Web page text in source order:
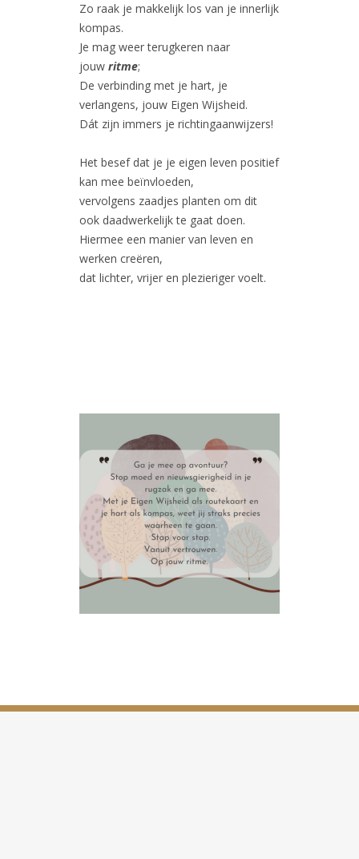
Zo raak je makkelijk los van je innerlijk
kompas.
Je mag weer terugkeren naar
jouw ritme;
De verbinding met je hart, je
verlangens, jouw Eigen Wijsheid.
Dát zijn immers je richtingaanwijzers!
Het besef dat je je eigen leven positief
kan mee beïnvloeden,
vervolgens zaadjes planten om dit
ook daadwerkelijk te gaat doen.
Hiermee een manier van leven en
werken creëren,
dat lichter, vrijer en plezieriger voelt.